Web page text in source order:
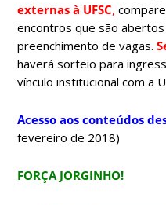
externas à UFSC,
encontros que são
preenchimento de vagas.
haverá sorteio para
vínculo institucional com a
Acesso aos conteúdos
fevereiro de 2018)
FORÇA JORGINHO!